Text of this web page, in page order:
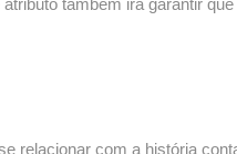
também irá garantir
relacionar com a história